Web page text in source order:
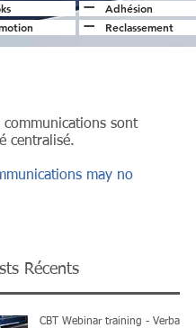
Adhésion
Reclassement
sont
centralisé.
may no
Récents
CBT Webinar training - Verbal,